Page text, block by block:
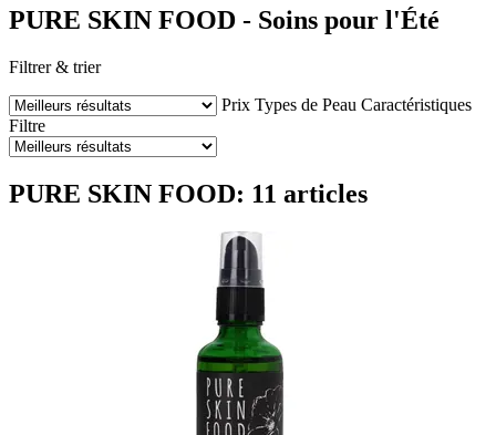
PURE SKIN FOOD - Soins pour l'Été
Filtrer & trier
Prix Types de Peau Caractéristiques
Filtre
PURE SKIN FOOD: 11 articles